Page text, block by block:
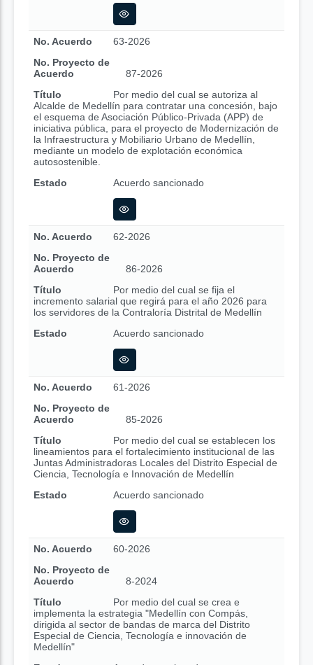
No. Acuerdo
63-2026
No. Proyecto de
Acuerdo
87-2026
Título
Por medio del cual se autoriza al
Alcalde de Medellín para contratar una concesión, bajo
el esquema de Asociación Público-Privada (APP) de
iniciativa pública, para el proyecto de Modernización de
la Infraestructura y Mobiliario Urbano de Medellín,
mediante un modelo de explotación económica
autosostenible.
Estado
Acuerdo sancionado
No. Acuerdo
62-2026
No. Proyecto de
Acuerdo
86-2026
Título
Por medio del cual se fija el
incremento salarial que regirá para el año 2026 para
los servidores de la Contraloría Distrital de Medellín
Estado
Acuerdo sancionado
No. Acuerdo
61-2026
No. Proyecto de
Acuerdo
85-2026
Título
Por medio del cual se establecen los
lineamientos para el fortalecimiento institucional de las
Juntas Administradoras Locales del Distrito Especial de
Ciencia, Tecnología e Innovación de Medellín
Estado
Acuerdo sancionado
No. Acuerdo
60-2026
No. Proyecto de
Acuerdo
8-2024
Título
Por medio del cual se crea e
implementa la estrategia "Medellín con Compás,
dirigida al sector de bandas de marca del Distrito
Especial de Ciencia, Tecnología e innovación de
Medellín"